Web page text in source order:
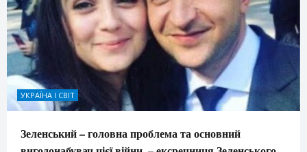
УКРАЇНА І СВІТ
Зеленський – головна проблема та основний